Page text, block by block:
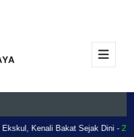
Kenali Bakat Sejak Dini -